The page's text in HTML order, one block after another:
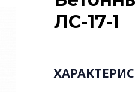
ЛС-17-1